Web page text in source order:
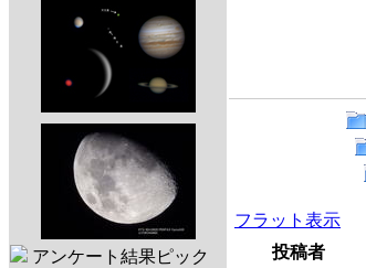
アンケート結果ピック
フラット表示
投稿者